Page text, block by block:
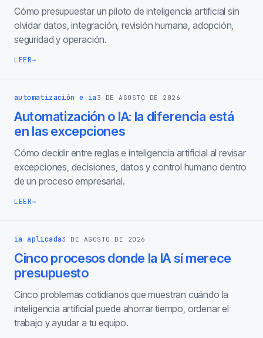
Cómo presupuestar un piloto de inteligencia artificial sin
olvidar datos, integración, revisión humana, adopción,
seguridad y operación.
LEER→
automatización e ia 3 DE AGOSTO DE 2026
Automatización o IA: la diferencia está
en las excepciones
Cómo decidir entre reglas e inteligencia artificial al revisar
excepciones, decisiones, datos y control humano dentro
de un proceso empresarial.
LEER→
ia aplicada3 DE AGOSTO DE 2026
Cinco procesos donde la IA sí merece
presupuesto
Cinco problemas cotidianos que muestran cuándo la
inteligencia artificial puede ahorrar tiempo, ordenar el
trabajo y ayudar a tu equipo.